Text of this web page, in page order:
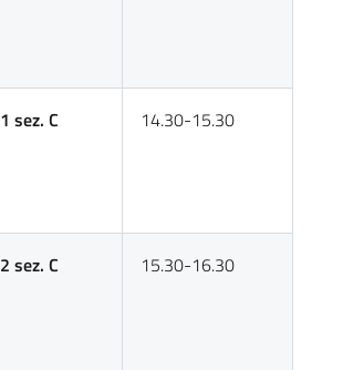
1 sez. C 14.30-15.30
2 sez. C 15.30-16.30